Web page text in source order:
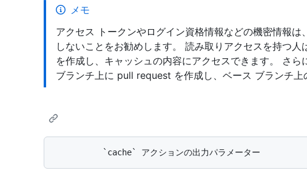
メモ
アクセス トークンやログイン資格情報などの機密情報
しないことをお勧めします。 読み取りアクセスを持つ
を作成し、キャッシュの内容にアクセスできます。 さ
ブランチ上に pull request を作成し、ベース ブランチ上